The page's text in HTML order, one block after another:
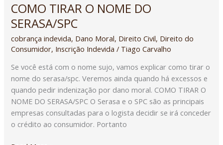
COMO TIRAR O NOME DO
SERASA/SPC
cobrança indevida, Dano Moral, Direito Civil, Direito do
Consumidor, Inscrição Indevida / Tiago Carvalho
Se você está com o nome sujo, vamos explicar como tirar o
nome do serasa/spc. Veremos ainda quando há excessos e
quando pedir indenização por dano moral. COMO TIRAR O
NOME DO SERASA/SPC O Serasa e o SPC são as principais
empresas consultadas para o logista decidir se irá conceder
o crédito ao consumidor. Portanto